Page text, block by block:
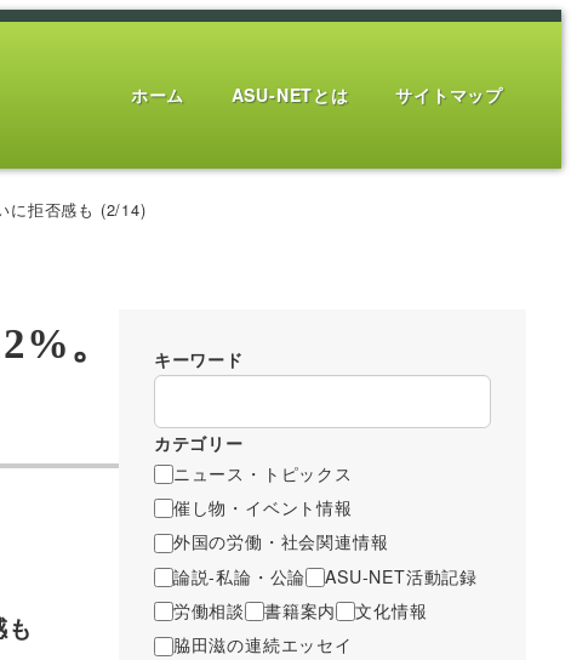
ホーム ASU-NETとは サイトマップ
に拒否感も (2/14)
。
キーワード
カテゴリー
ニュース・トピックス
催し物・イベント情報
外国の労働・社会関連情報
論説-私論・公論
ASU-NET活動記録
労働相談
書籍案内
文化情報
脇田滋の連続エッセイ